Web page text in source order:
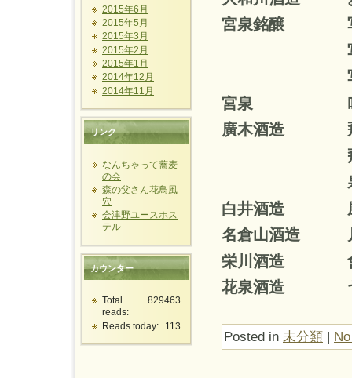
2015年6月
2015年5月
2015年3月
2015年2月
2015年1月
2014年12月
2014年11月
リンク
なんちゃって蕎麦
の会
森の父さん花鳥風
穴
会津野ユースホス
テル
カウンター
829463
Total
reads:
113
Reads today:
宮泉銘醸
写楽
写楽 純
宮泉 吟
廣木酒造
飛露喜
泉
白井酒造
名倉山酒
栄川酒造 會
花泉酒造 ヤ
Posted in 未分類 |